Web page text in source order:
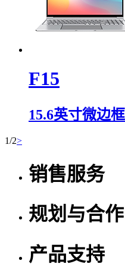
F15
15.6英寸微边
1/2>
销售服务
规划与合作
产品支持